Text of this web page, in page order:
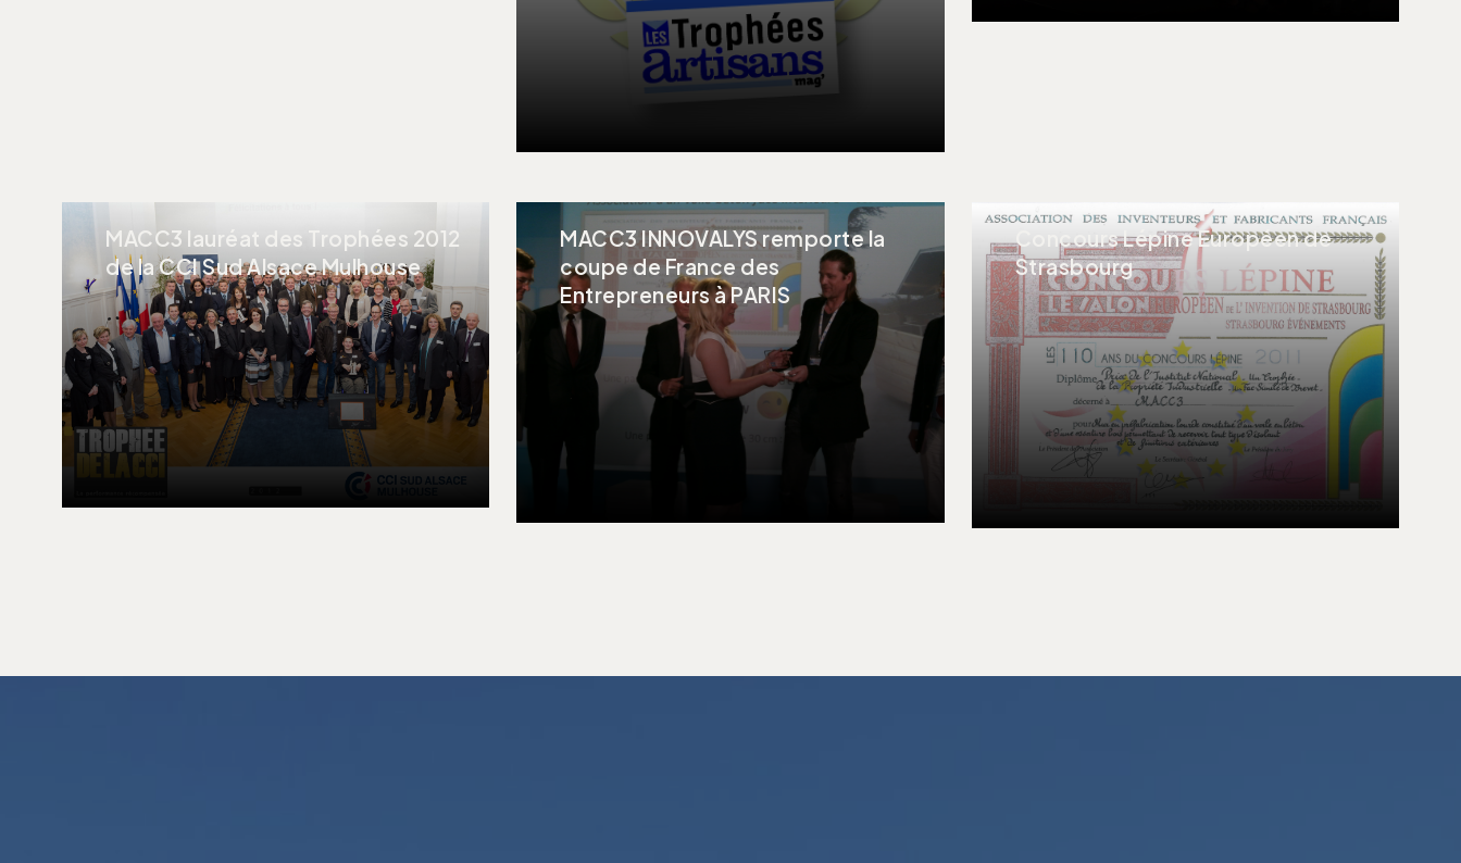
MACC3 lauréat des Trophées 2012
de la CCI Sud Alsace Mulhouse
MACC3 INNOVALYS remporte la
coupe de France des
Entrepreneurs à PARIS
Concours Lépine Européen de
Strasbourg